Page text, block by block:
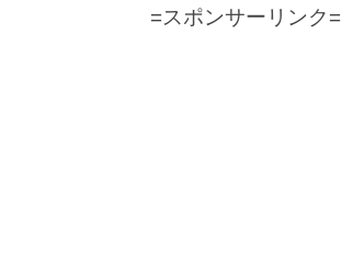
=スポンサーリンク=